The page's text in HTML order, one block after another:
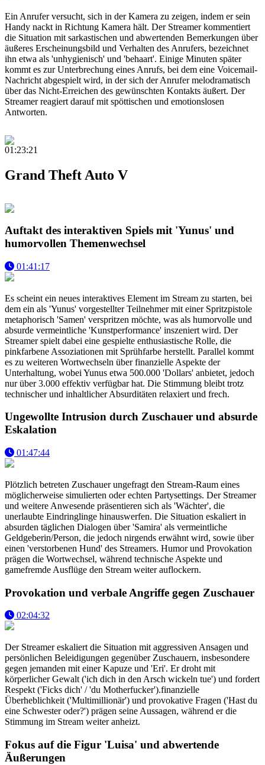
Ein Anrufer versucht, sich in der Kamera zu zeigen, indem er sein
Handy nackt in Richtung Kamera hält. Der Streamer kommentiert
die Situation mit sarkastischen und abwertenden Bemerkungen über
äußeres Erscheinungsbild und Verhalten des Anrufers, bezeichnet
ihn etwa als 'unhygienisch' und 'behaart'. Einige Minuten später
kommt es zur Unterbrechung eines Anrufs, bei dem eine Voicemail-
Nachricht abgespielt wird, in der sich der Anrufer melodramatisch
über das Nicht-Erreichen des gewünschten Kontakts äußert. Der
Streamer reagiert darauf mit spöttischen und emotionslosen
Antworten.
01:23:21
Grand Theft Auto V
Auftakt des interaktiven Spiels mit 'Yunus' und
humorvollen Themenwechsel
01:41:17
Es scheint ein neues interaktives Element im Stream zu starten, bei
dem ein als 'Yunus' vorgestellter Teilnehmer mit einer Spritzpistole
metaphorisch 'Samen' verspritzen möchte, was als humorvolle und
absurde vermeintliche 'Kunstperformance' inszeniert wird. Der
Streamer spielt dabei eine gespielte enthusiastische Rolle, die
pinkfarbene Assoziationen mit Sprühfarbe herstellt. Parallel kommt
es zu weiteren Wortwechseln über finanzielle Aspekte der
Unterhaltung, wobei Yunus etwa 500.000 'Dollars' anbietet, jedoch
nur über 3.000 effektiv verfügbar hat. Die Stimmung bleibt trotz
technischer und inhaltlicher Absurditäten relaxiert und frech.
Ungewollte Intrusion durch Zuschauer und absurde
Eskalation
01:47:44
Plötzlich betreten Zuschauer ungefragt den Stream-Raum eines
möglicherweise simulierten oder echten Partysettings. Der Streamer
und weitere Anwesende präsentieren sich als 'Wächter', die
unerlaubte Eindringlinge hinauswerfen. Die Situation eskaliert in
absurden täglichen Dialogen über 'Samira' als vermeintliche
Geldgeberin/Person, die jedoch nirgends erwähnt wird, sowie über
einen 'verstorbenen Hund' des Streamers. Humor und Provokation
prägen die Wortwechsel, während technische Aspekte und
gamefremde Ausflüge den Stream weiter auflockern.
Provokation und verbale Angriffe gegen Zuschauer
02:04:32
Der Streamer eskaliert die Situation mit aggressiven Ansagen und
persönlichen Beleidigungen gegenüber Zuschauern, insbesondere
gegen jemanden mit einer Kapuze und 'Eri'. Er droht mit
körperlicher Gewalt ('ich dich in den Arsch wickeln tue') und fordert
Respekt ('Ficks dich' / 'du Motherfucker').finanzielle
Überheblichkeit ('Multimillionär') und provokative Fragen ('Hast du
eine Schwester oder?') prägen seine Aussagen, während er die
Stimmung im Stream weiter anheizt.
Fokus auf die Figur 'Luisa' und abwertende
Äußerungen